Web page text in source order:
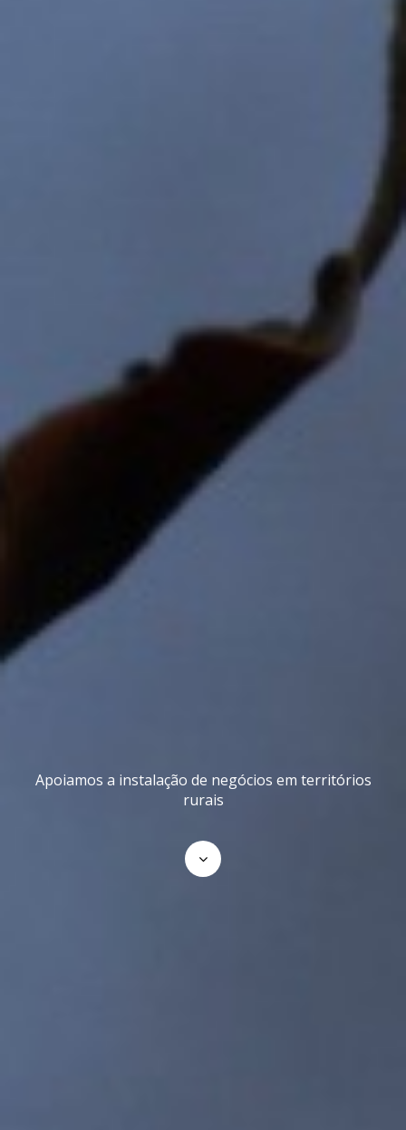
Apoiamos a instalação de negócios em territórios
rurais